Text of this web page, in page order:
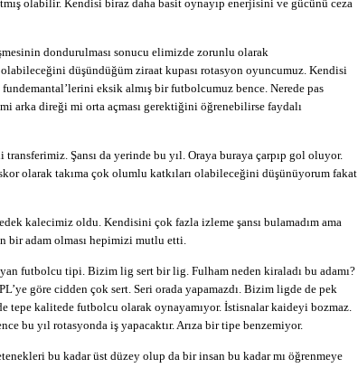
olabilir. Kendisi biraz daha basit oynayıp enerjisini ve gücünü ceza
dondurulması sonucu elimizde zorunlu olarak
olabileceğini düşündüğüm ziraat kupası rotasyon oyuncumuz. Kendisi
eksik almış bir futbolcumuz bence. Nerede pas
arka direği mi orta açması gerektiğini öğrenebilirse faydalı
Şansı da yerinde bu yıl. Oraya buraya çarpıp gol oluyor.
olarak takıma çok olumlu katkıları olabileceğini düşünüyorum fakat
kalecimiz oldu. Kendisini çok fazla izleme şansı bulamadım ama
bir adam olması hepimizi mutlu etti.
futbolcu tipi. Bizim lig sert bir lig. Fulham neden kiraladı bu adamı?
göre cidden çok sert. Seri orada yapamazdı. Bizim ligde de pek
tepe kalitede futbolcu olarak oynayamıyor. İstisnalar kaideyi bozmaz.
bu yıl rotasyonda iş yapacaktır. Arıza bir tipe benzemiyor.
bu kadar üst düzey olup da bir insan bu kadar mı öğrenmeye